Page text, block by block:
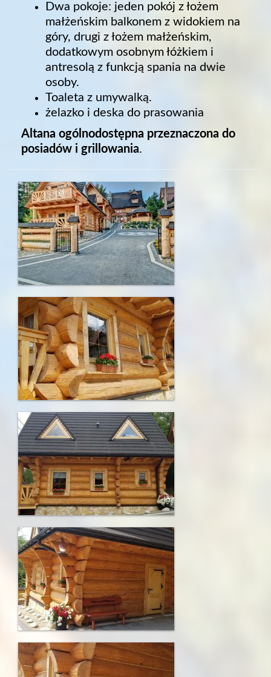
Dwa pokoje: jeden pokój z łożem
małżeńskim balkonem z widokiem na
góry, drugi z łożem małżeńskim,
dodatkowym osobnym łóżkiem i
antresolą z funkcją spania na dwie
osoby.
Toaleta z umywalką.
żelazko i deska do prasowania
Altana ogólnodostępna przeznaczona do
posiadów i grillowania.